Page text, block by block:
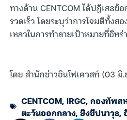
ทางด้าน CENTCOM ได้ปฏิเสธข้
รวดเร็ว โดยระบุว่าการโจมตีทั้งส
เหลวในการทำลายเป้าหมายที่อิหร่
โดย สำนักข่าวอินโฟเควสท์ (03 มิ
CENTCOM, IRGC,กองทัพส
ตะวันออกกลาง,ยิงขีปนาวุธ,